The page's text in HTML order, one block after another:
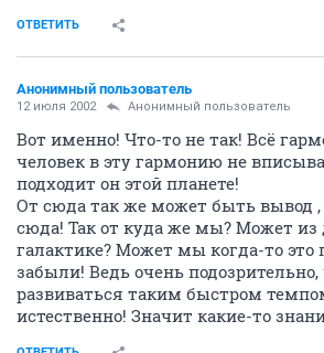
ОТВЕТИТЬ
Анонимный пользователь
12 июля 2002 Анонимный пользователь
Вот именно! Что-то не так! Всё
человек в эту гармонию не
подходит он этой планете!
От сюда так же может быть вывод
сюда! Так от куда же мы? Может из
галактике? Может мы когда-то это
забыли! Ведь очень подозрительно,
развиваться таким быстром
истественно! Значит какие-то